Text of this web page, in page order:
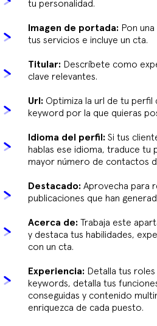
tu personalidad.
Imagen de portada: Pon
tus servicios e incluye un cta.
Titular: Descríbete como
clave relevantes.
Url: Optimiza la url de tu perfil
keyword por la que quieras
Idioma del perfil: Si tus
hablas ese idioma, traduce tu
mayor número de contactos
Destacado: Aprovecha para
publicaciones que han
Acerca de: Trabaja este
y destaca tus habilidades,
con un cta.
Experiencia: Detalla tus
keywords, detalla tus
conseguidas y contenido
enriquezca de cada puesto.